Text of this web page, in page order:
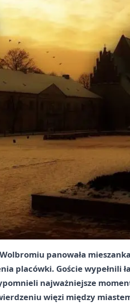
panowała
placówki. Goście wypełnili
najważniejsze
więzi między